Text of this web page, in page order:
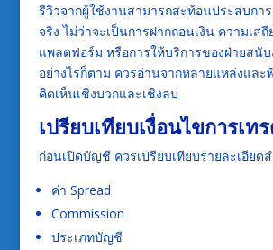
รีวิวจากผู้ใช้งานสามารถสะท้อนประสบกา
จริง ไม่ว่าจะเป็นการฝากถอนเงิน ความเสถี
แพลตฟอร์ม หรือการให้บริการของฝ่ายสนั
อย่างไรก็ตาม ควรอ่านจากหลายแหล่งแล
คิดเห็นเชิงบวกและเชิงลบ
เปรียบเทียบเงื่อนไขการเท
ก่อนเปิดบัญชี ควรเปรียบเทียบรายละเอียด
ค่า Spread
Commission
ประเภทบัญชี